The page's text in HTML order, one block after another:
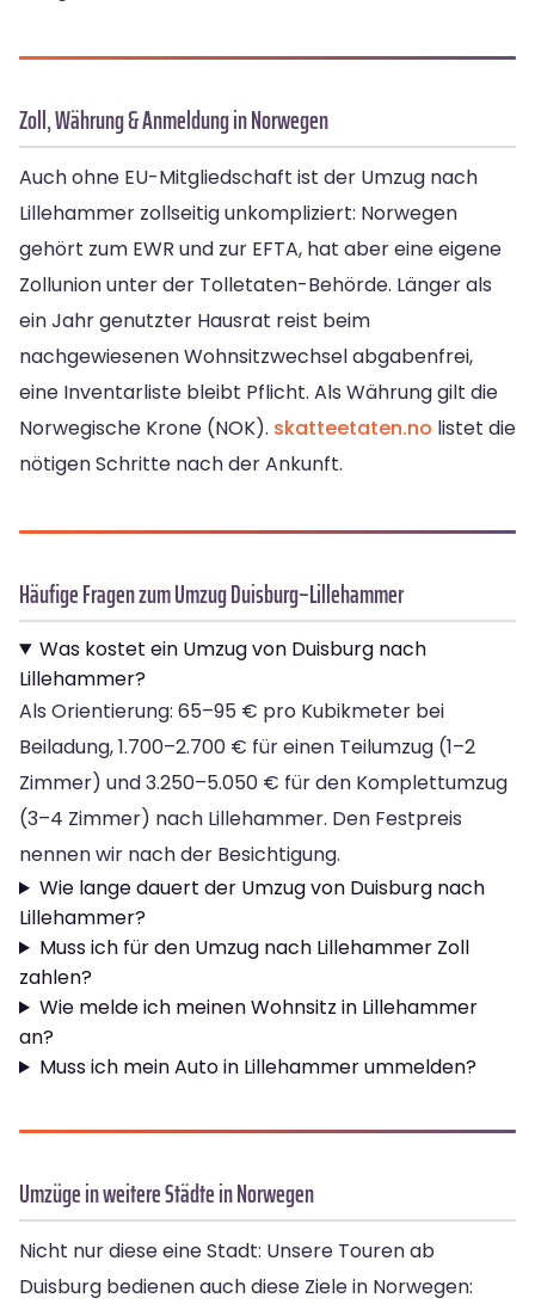
Zoll, Währung & Anmeldung in Norwegen
Auch ohne EU-Mitgliedschaft ist der Umzug nach
Lillehammer zollseitig unkompliziert: Norwegen
gehört zum EWR und zur EFTA, hat aber eine eigene
Zollunion unter der Tolletaten-Behörde. Länger als
ein Jahr genutzter Hausrat reist beim
nachgewiesenen Wohnsitzwechsel abgabenfrei,
eine Inventarliste bleibt Pflicht. Als Währung gilt die
Norwegische Krone (NOK). skatteetaten.no listet die
nötigen Schritte nach der Ankunft.
Häufige Fragen zum Umzug Duisburg–Lillehammer
Was kostet ein Umzug von Duisburg nach
Lillehammer?
Als Orientierung: 65–95 € pro Kubikmeter bei
Beiladung, 1.700–2.700 € für einen Teilumzug (1–2
Zimmer) und 3.250–5.050 € für den Komplettumzug
(3–4 Zimmer) nach Lillehammer. Den Festpreis
nennen wir nach der Besichtigung.
Wie lange dauert der Umzug von Duisburg nach
Lillehammer?
Muss ich für den Umzug nach Lillehammer Zoll
zahlen?
Wie melde ich meinen Wohnsitz in Lillehammer
an?
Muss ich mein Auto in Lillehammer ummelden?
Umzüge in weitere Städte in Norwegen
Nicht nur diese eine Stadt: Unsere Touren ab
Duisburg bedienen auch diese Ziele in Norwegen: